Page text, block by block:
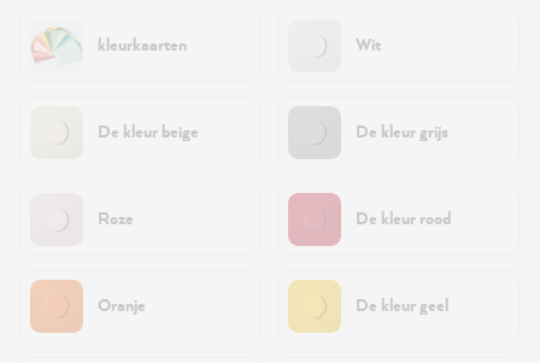
kleurkaarten Wit
De kleur beige De kleur grijs
Roze De kleur rood
Oranje De kleur geel